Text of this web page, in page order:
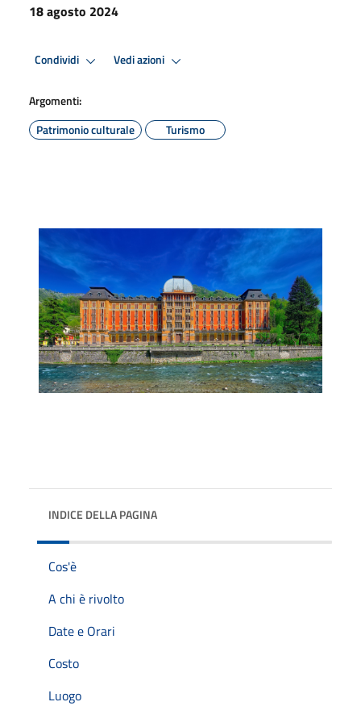
18 agosto 2024
Condividi Vedi azioni
Argomenti:
Patrimonio culturale
Turismo
INDICE DELLA PAGINA
Cos'è
A chi è rivolto
Date e Orari
Costo
Luogo